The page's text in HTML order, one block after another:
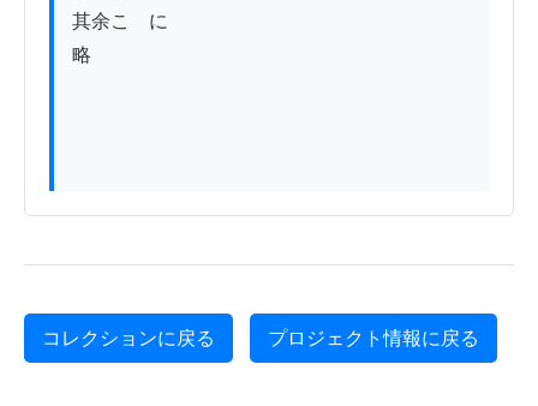
其余こゝに
略
コレクションに戻る プロジェクト情報に戻る